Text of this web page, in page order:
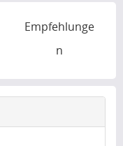
Empfehlunge
n